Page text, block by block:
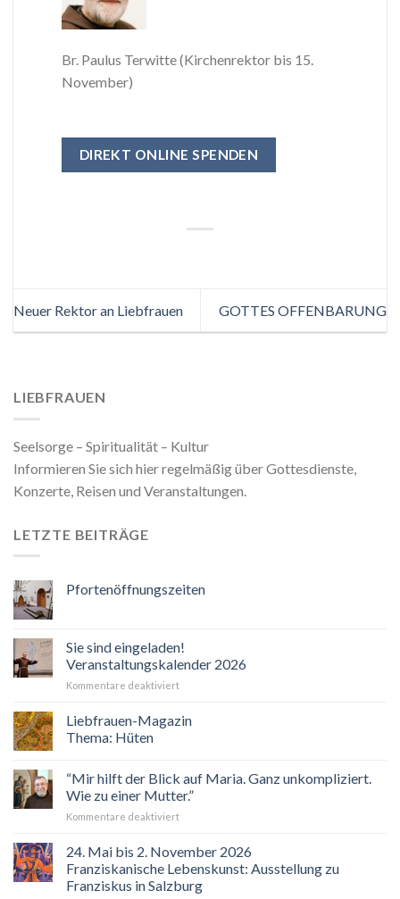
Br. Paulus Terwitte (Kirchenrektor bis 15.
November)
DIREKT ONLINE SPENDEN
Neuer Rektor an Liebfrauen GOTTES OFFENBARUNG
LIEBFRAUEN
Seelsorge – Spiritualität – Kultur
Informieren Sie sich hier regelmäßig über Gottesdienste,
Konzerte, Reisen und Veranstaltungen.
LETZTE BEITRÄGE
Pfortenöffnungszeiten
Sie sind eingeladen!
Veranstaltungskalender 2026
Kommentare deaktiviertfür
sind
Liebfrauen-Magazin
Thema: Hüten
“Mir hilft der Blick auf Maria. Ganz unkompliziert.
Wie zu einer Mutter.”
Kommentare deaktiviertfür
hilft
Blick
auf
24. Mai bis 2. November 2026
Franziskanische Lebenskunst: Ausstellung zu
Franziskus in Salzburg